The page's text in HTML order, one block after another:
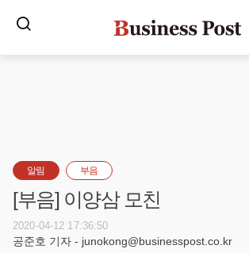
알림 부음
[부음] 이양삼 모친
2020-04-12 17:36:50
공준호 기자 - junokong@businesspost.co.kr